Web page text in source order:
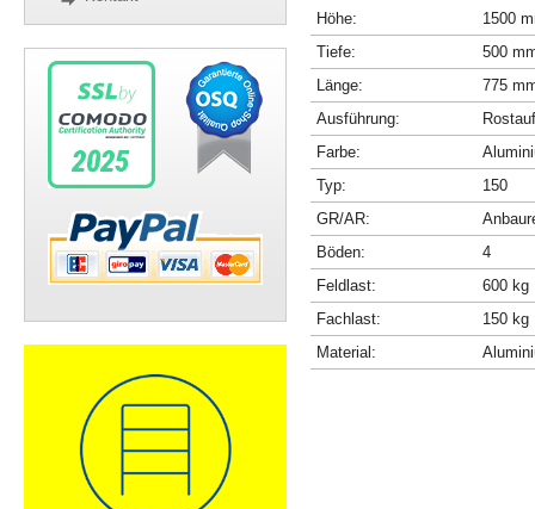
Höhe:
1500
Tiefe:
500
Länge:
775
Ausführung:
Farbe:
Typ:
150
GR/AR:
Böden:
4
Feldlast:
600 kg
Fachlast:
150 kg
Material: